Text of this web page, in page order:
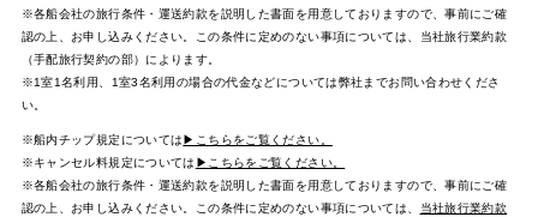
※各船会社の旅行条件・運送約款を説明した書面を用意しておりますので、事前にご確
認の上、お申し込みください。この条件に定めのない事項については、当社旅行業約款
（手配旅行契約の部）によります。
※1室1名利用、1室3名利用の場合の代金などについては弊社までお問い合わせくださ
い。
※船内チップ規定については▶こちらをご覧ください。
※キャンセル料規定については ▶こちらをご覧ください。
※各船会社の旅行条件・運送約款を説明した書面を用意しておりますので、事前にご確
認の上、お申し込みください。この条件に定めのない事項については、
当社旅行業約款